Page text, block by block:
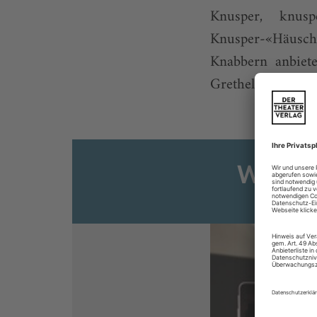
Knusper,
Knusper-
Knabbern
Grethels Tochter
Sie